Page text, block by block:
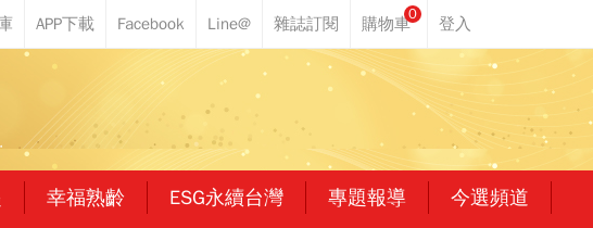
0
幸福熟齡 ESG永續台灣 專題報導 今選頻道